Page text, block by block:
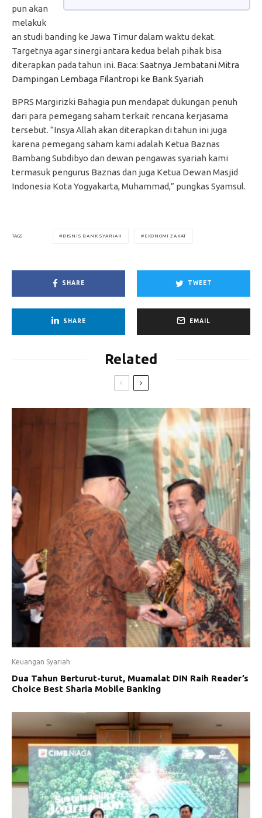
pun akan
melakuk
an studi banding ke Jawa Timur dalam waktu dekat.
Targetnya agar sinergi antara kedua belah pihak bisa
diterapkan pada tahun ini. Baca: Saatnya Jembatani Mitra
Dampingan Lembaga Filantropi ke Bank Syariah
BPRS Margirizki Bahagia pun mendapat dukungan penuh
dari para pemegang saham terkait rencana kerjasama
tersebut. “Insya Allah akan diterapkan di tahun ini juga
karena pemegang saham kami adalah Ketua Baznas
Bambang Subdibyo dan dewan pengawas syariah kami
termasuk pengurus Baznas dan juga Ketua Dewan Masjid
Indonesia Kota Yogyakarta, Muhammad,” pungkas Syamsul.
TAGS BISNIS BANK SYARIAH EKONOMI ZAKAT
SHARE TWEET
SHARE EMAIL
Related
Keuangan Syariah
Dua Tahun Berturut-turut, Muamalat DIN Raih Reader’s
Choice Best Sharia Mobile Banking